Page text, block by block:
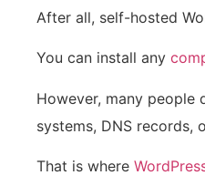
After all, self-hosted
You can install any
However, many people
systems, DNS records,
That is where